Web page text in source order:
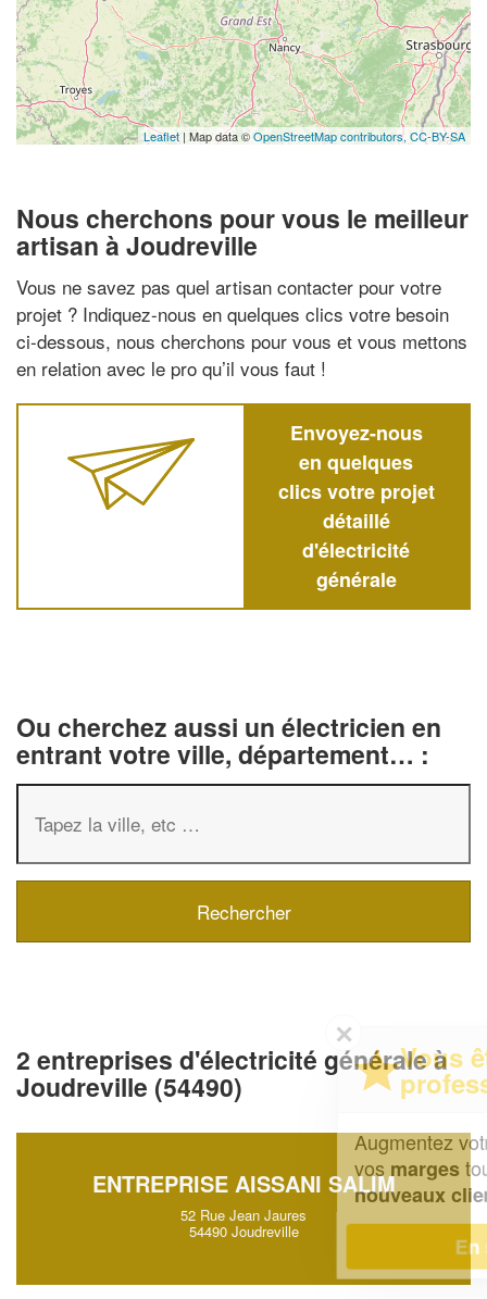
Leaflet | Map data ©OpenStreetMap contributors, CC-BY-SA
Nous cherchons pour vous le meilleur
artisan à Joudreville
Vous ne savez pas quel artisan contacter pour votre
projet ? Indiquez-nous en quelques clics votre besoin
ci-dessous, nous cherchons pour vous et vous mettons
en relation avec le pro qu’il vous faut !
Envoyez-nous
en quelques
clics votre projet
détaillé
d'électricité
générale
Ou cherchez aussi un électricien en
entrant votre ville, département… :
2 entreprises d'électricité générale à
Joudreville (54490)
ENTREPRISE AISSANI SALIM
52 Rue Jean Jaures
54490 Joudreville
Vous êtes un
professionnel ?
Augmentez votrechiffre d'affaireset
tout en gagnant de
nouveaux clients!
En savoir plus